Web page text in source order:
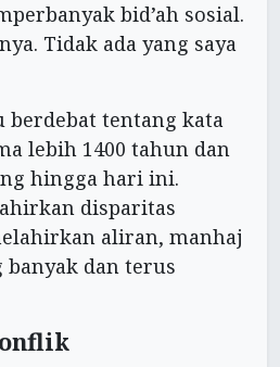
bid’ah sosial.
Tidak ada yang saya
berdebat tentang kata
lebih 1400 tahun dan
hingga hari ini.
disparitas
aliran, manhaj
banyak dan terus